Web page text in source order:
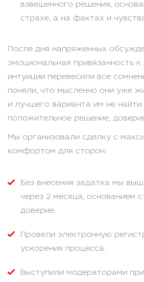
взвешенного решения,
страхе, а на фактах и
После дня напряженных
эмоциональная привязанность
интуиции перевесили все
поняли, что мысленно они уже
и лучшего варианта им не
положительное решение,
Мы организовали сделку с
комфортом для сторон:
Без внесения задатка мы
через 2 месяца, основанием
доверие.
Провели электронную
ускорения процесса.
Выступили модераторами